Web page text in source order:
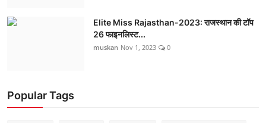
Elite Miss Rajasthan-2023: राजस्थान की टॉप
26 फाइनलिस्ट...
muskan Nov 1, 2023 0
Popular Tags